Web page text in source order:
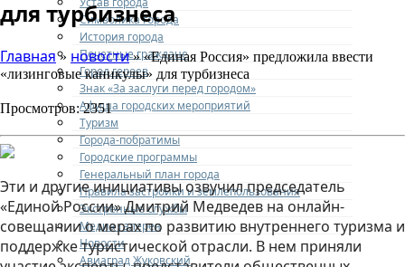
Символика города
История города
Почетные граждане
Город героев
Знак «За заслуги перед городом»
Афиша городских мероприятий
Туризм
Города-побратимы
Городские программы
Генеральный план города
Правила застройки и землепользования
Экстренные службы
Медиа галерея
Новости
Авиаград Жуковский
для турбизнеса
Главная» новости» «Единая Россия» предложила ввести
«лизинговые каникулы» для турбизнеса
Просмотров: 2351
Эти и другие инициативы озвучил председатель
«Единой России» Дмитрий Медведев на онлайн-
совещании о мерах по развитию внутреннего туризма и
поддержке туристической отрасли. В нем приняли